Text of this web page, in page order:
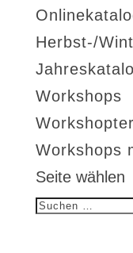
Herbst-/
Workshops
Workshops
Seite wählen